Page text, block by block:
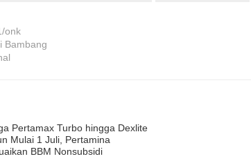
onk
Bambang
Pertamax Turbo hingga Dexlite
Mulai 1 Juli, Pertamina
BBM Nonsubsidi